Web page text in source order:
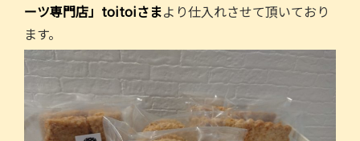
ーツ専門店」toitoiさまより仕入れさせて頂いており
ます。